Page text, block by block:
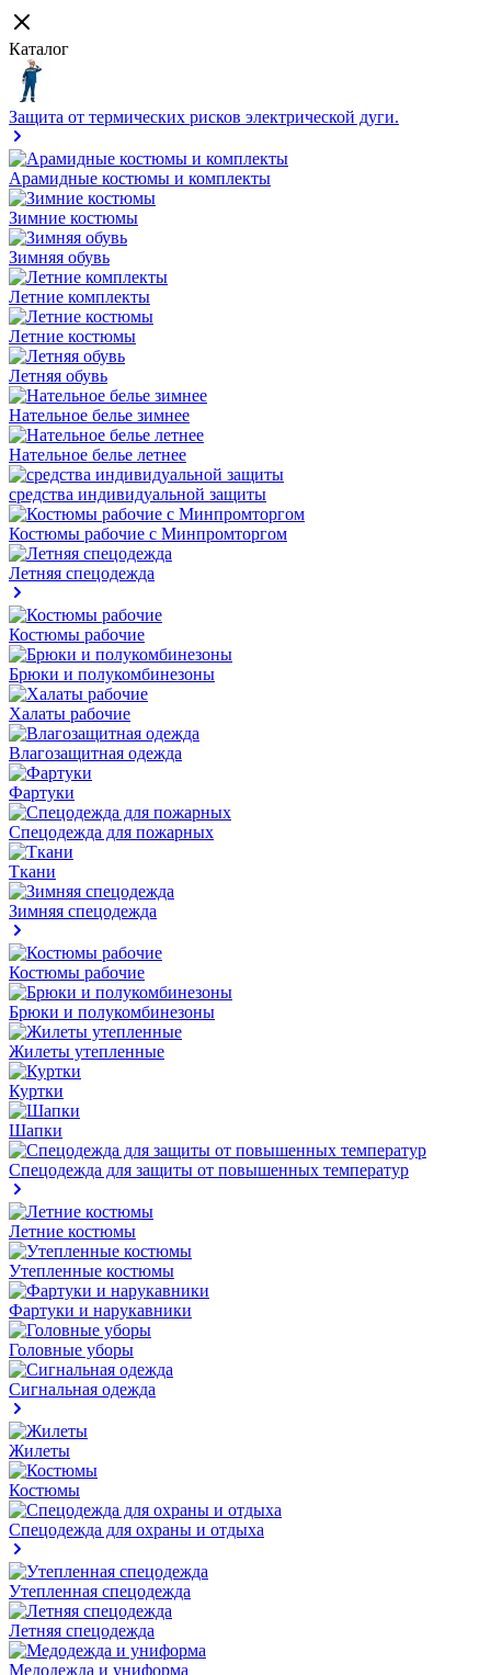
Каталог
Защита от термических рисков электрической дуги.
Арамидные костюмы и комплекты
Зимние костюмы
Зимняя обувь
Летние комплекты
Летние костюмы
Летняя обувь
Нательное белье зимнее
Нательное белье летнее
средства индивидуальной защиты
Костюмы рабочие с Минпромторгом
Летняя спецодежда
Костюмы рабочие
Брюки и полукомбинезоны
Халаты рабочие
Влагозащитная одежда
Фартуки
Спецодежда для пожарных
Ткани
Зимняя спецодежда
Костюмы рабочие
Брюки и полукомбинезоны
Жилеты утепленные
Куртки
Шапки
Спецодежда для защиты от повышенных температур
Летние костюмы
Утепленные костюмы
Фартуки и нарукавники
Головные уборы
Сигнальная одежда
Жилеты
Костюмы
Спецодежда для охраны и отдыха
Утепленная спецодежда
Летняя спецодежда
Медодежда и униформа